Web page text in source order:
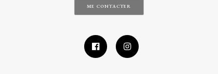
ME CONTACTER